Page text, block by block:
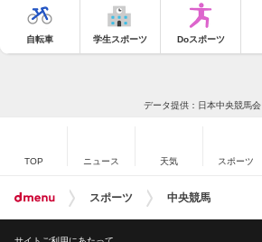
自転車 学生スポーツ Doスポーツ
データ提供：日本中央競馬会
TOP ニュース 天気 スポーツ
スポーツ 中央競馬